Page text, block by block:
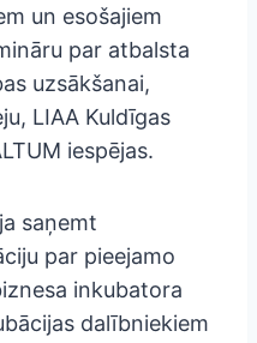
un esošajiem
par atbalsta
uzsākšanai,
LIAA Kuldīgas
iespējas.
saņemt
par pieejamo
inkubatora
dalībniekiem